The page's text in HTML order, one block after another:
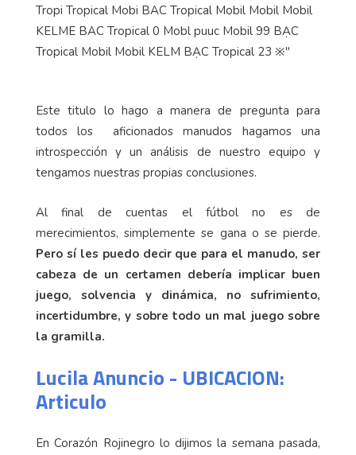
Este titulo lo hago a manera de pregunta para
todos los aficionados manudos hagamos una
introspección y un análisis de nuestro equipo y
tengamos nuestras propias conclusiones.
Al final de cuentas el fútbol no es de
merecimientos, simplemente se gana o se pierde.
Pero sí les puedo decir que para el manudo, ser
cabeza de un certamen debería implicar buen
juego, solvencia y dinámica, no sufrimiento,
incertidumbre, y sobre todo un mal juego sobre
la gramilla.
Lucila Anuncio - UBICACION:
Articulo
En Corazón Rojinegro lo dijimos la semana pasada,